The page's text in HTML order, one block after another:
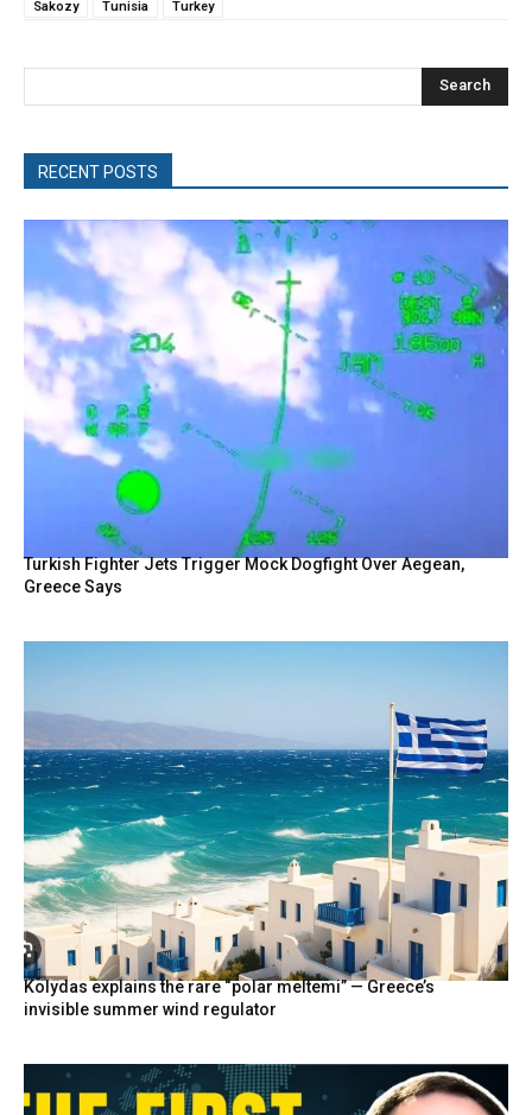
Sakozy Tunisia Turkey
Search
RECENT POSTS
Turkish Fighter Jets Trigger Mock Dogfight Over Aegean,
Greece Says
Kolydas explains the rare “polar meltemi” — Greece’s
invisible summer wind regulator